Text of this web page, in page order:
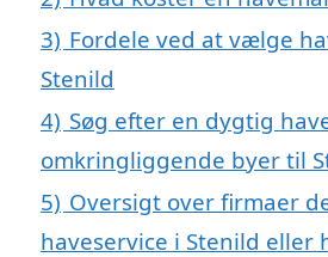
3) Fordele ved at vælge
Stenild
4) Søg efter en dygtig
omkringliggende byer til
5) Oversigt over firmaer
haveservice i Stenild eller